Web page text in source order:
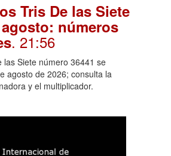
Tris De las Siete
números
. 21:56
las Siete número 36441 se
agosto de 2026; consulta la
y el multiplicador.